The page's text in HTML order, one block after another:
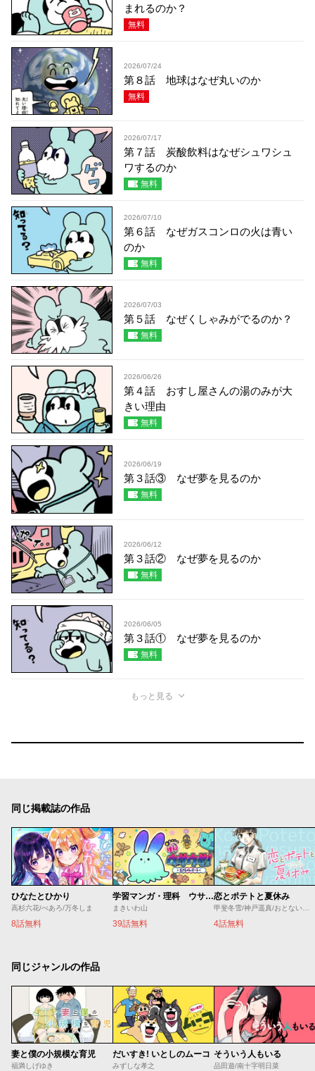
まれるのか？
無料
2026/07/24
第８話 地球はなぜ丸いのか
無料
2026/07/17
第７話 炭酸飲料はなぜシュワシュ
ワするのか
無料
2026/07/10
第６話 なぜガスコンロの火は青い
のか
無料
2026/07/03
第５話 なぜくしゃみがでるのか？
無料
2026/06/26
第４話 おすし屋さんの湯のみが大
きい理由
無料
2026/06/19
第３話③ なぜ夢を見るのか
無料
2026/06/12
第３話② なぜ夢を見るのか
無料
2026/06/05
第３話① なぜ夢を見るのか
無料
もっと見る
同じ掲載誌の作品
ひなたとひかり
高杉六花/べあろ/万冬しま
8話無料
学習マンガ・理科 ウサウサ！
まきいわ山
39話無料
恋とポテトと夏休み
4話無料
同じジャンルの作品
妻と僕の小規模な育児
福満しげゆき
だいすき! いとしのムーコ
みずしな孝之
そういう人もいる
品田遊/南十字明日菜